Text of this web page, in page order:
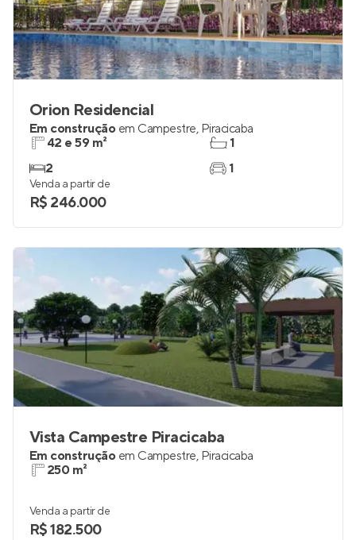
Orion Residencial
Em construção em Campestre, Piracicaba
42 e 59 m²
2
1
1
Venda a partir de
R$ 246.000
Vista Campestre Piracicaba
Em construção em Campestre, Piracicaba
250 m²
Venda a partir de
R$ 182.500